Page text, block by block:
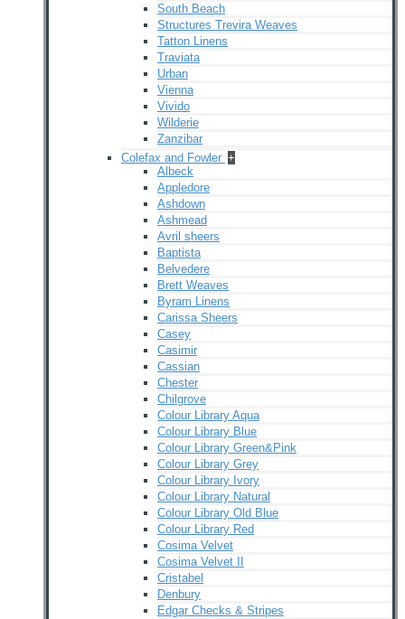
South Beach
Structures Trevira Weaves
Tatton Linens
Traviata
Urban
Vienna
Vivido
Wilderie
Zanzibar
Colefax and Fowler +
Albeck
Appledore
Ashdown
Ashmead
Avril sheers
Baptista
Belvedere
Brett Weaves
Byram Linens
Carissa Sheers
Casey
Casimir
Cassian
Chester
Chilgrove
Colour Library Aqua
Colour Library Blue
Colour Library Green&Pink
Colour Library Grey
Colour Library Ivory
Colour Library Natural
Colour Library Old Blue
Colour Library Red
Cosima Velvet
Cosima Velvet II
Cristabel
Denbury
Edgar Checks & Stripes